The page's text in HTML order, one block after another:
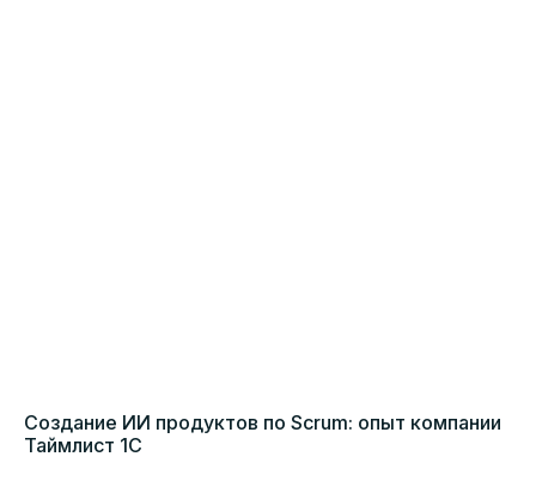
Создание ИИ продуктов по Scrum: опыт компании
Таймлист 1С